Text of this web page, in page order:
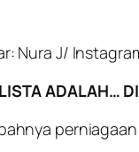
Nura J/
ADALAH…